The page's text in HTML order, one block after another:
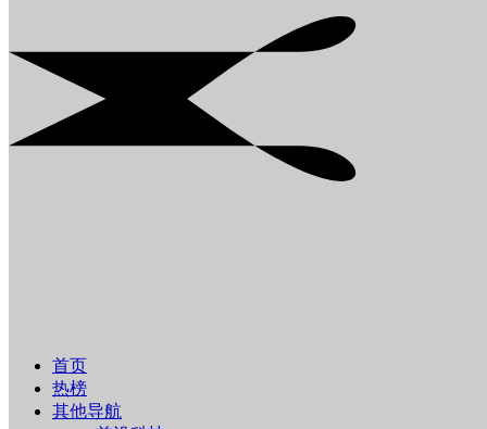
首页
热榜
其他导航